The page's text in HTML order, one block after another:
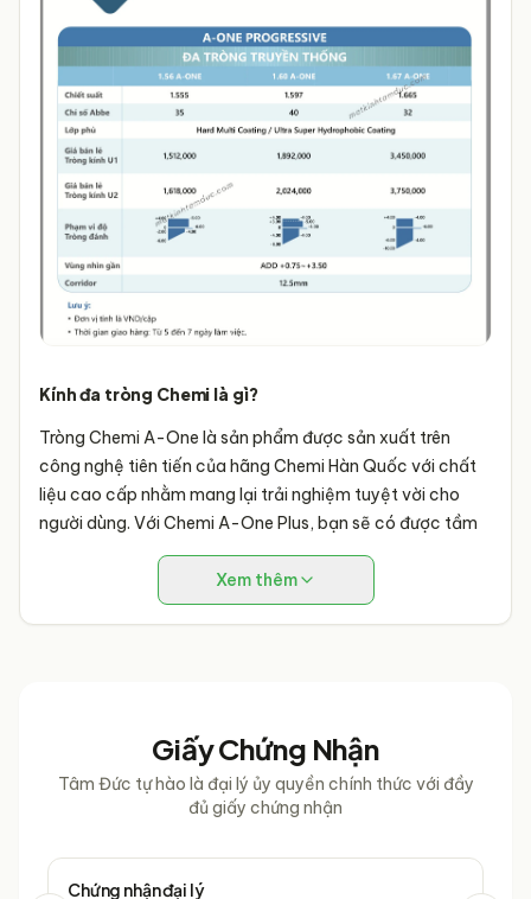
Kính đa tròng Chemi là gì?
Tròng Chemi A-One là sản phẩm được sản xuất trên
công nghệ tiên tiến của hãng Chemi Hàn Quốc với chất
liệu cao cấp nhằm mang lại trải nghiệm tuyệt vời cho
người dùng. Với Chemi A-One Plus, bạn sẽ có được tầm
nhìn sắc nét ở mọi khoảng cách, giúp bạn thực hiện các
hoạt động hàng ngày một cách dễ dàng và thoải mái.
cao ở mọi khoảng cách
- Chất liệu cao cấp: bền, nhẹ và thoải mái khi đeo
- Tùy chọn độ cận và viễn phù hợp với nhu cầu của từng
- Hỗ trợ khách hàng tận tâm và chính sách bảo hành, đổi
trả linh hoạt
Xem thêm
Giấy Chứng Nhận
Tâm Đức tự hào là đại lý ủy quyền chính thức với đầy
đủ giấy chứng nhận
Chứng nhận đại lý